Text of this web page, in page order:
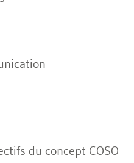
du concept COSO